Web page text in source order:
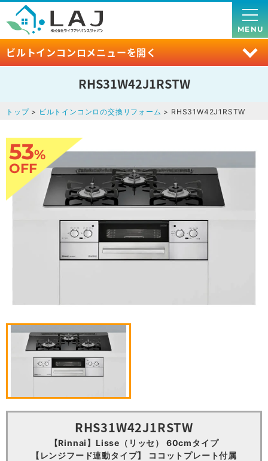
ビルトインコンロメニューを開く
MENU
RHS31W42J1RSTW
トップ> ビルトインコンロの交換リフォーム > RHS31W42J1RSTW
53%
OFF
RHS31W42J1RSTW
【Rinnai】Lisse（リッセ） 60cmタイプ
【レンジフード連動タイプ】 ココットプレート付属